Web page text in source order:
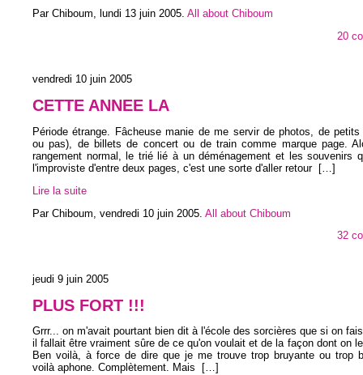
Par Chiboum, lundi 13 juin 2005. All about Chiboum
20
vendredi 10 juin 2005
CETTE ANNEE LA
Période étrange. Fâcheuse manie de me servir de photos, de
ou pas), de billets de concert ou de train comme marque page.
rangement normal, le trié lié à un déménagement et les souvenirs
l'improviste d'entre deux pages, c'est une sorte d'aller retour […]
Lire la suite
Par Chiboum, vendredi 10 juin 2005 All about Chiboum
32
jeudi 9 juin 2005
PLUS FORT !!!
Grrr... on m'avait pourtant bien dit à l'école des sorcières que si on
il fallait être vraiment sûre de ce qu'on voulait et de la façon dont on
Ben voilà, à force de dire que je me trouve trop bruyante ou trop
voilà aphone. Complètement. Mais
[…]